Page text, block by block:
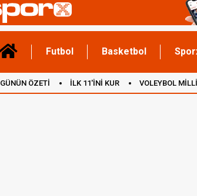
Futbol Basketbol
GÜNÜN ÖZETİ İLK 11'İNİ KUR VOLEYBOL